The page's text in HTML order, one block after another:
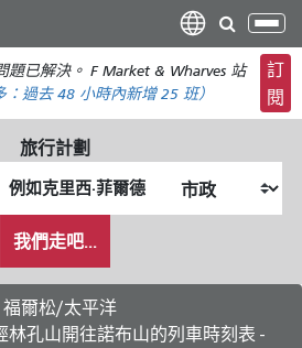
主
要
內
容
切
換
導
航
題已解決。 F Market & Wharves 站
： 過去 48 小時內新增 25 班）
訂
閱
旅行計劃
終
點
我
希
望
的
旅
我們走吧...
福爾松/太平洋
林孔山開往諾布山的列車時刻表 -